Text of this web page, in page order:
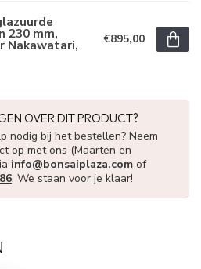
230 mm,
Nakawatari, €895,00
OVER DIT PRODUCT?
nodig bij het bestellen? Neem
op met ons (Maarten en
info@bonsaiplaza.com of
. We staan voor je klaar!